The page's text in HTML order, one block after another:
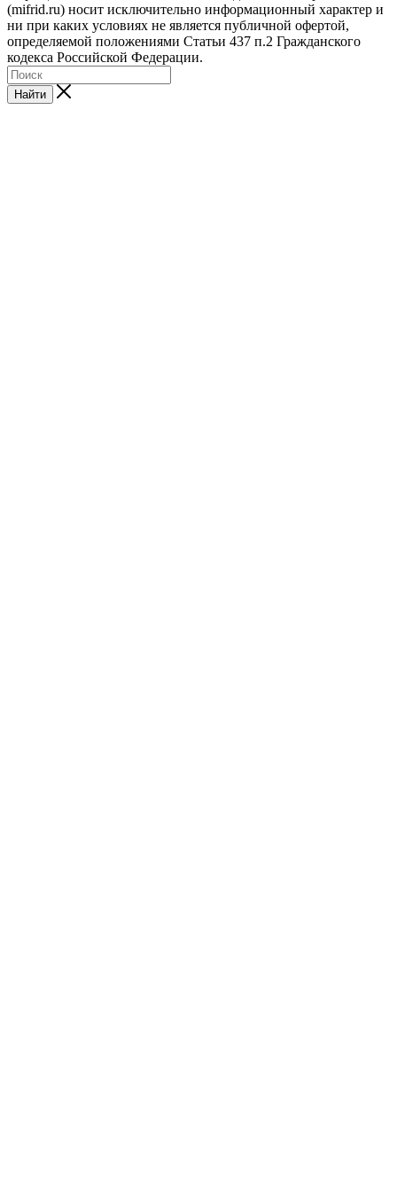
(mifrid.ru) носит исключительно информационный характер и
ни при каких условиях не является публичной офертой,
определяемой положениями Статьи 437 п.2 Гражданского
кодекса Российской Федерации.
Найти